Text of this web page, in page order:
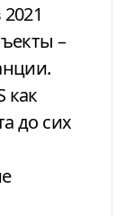
–
как
до сих